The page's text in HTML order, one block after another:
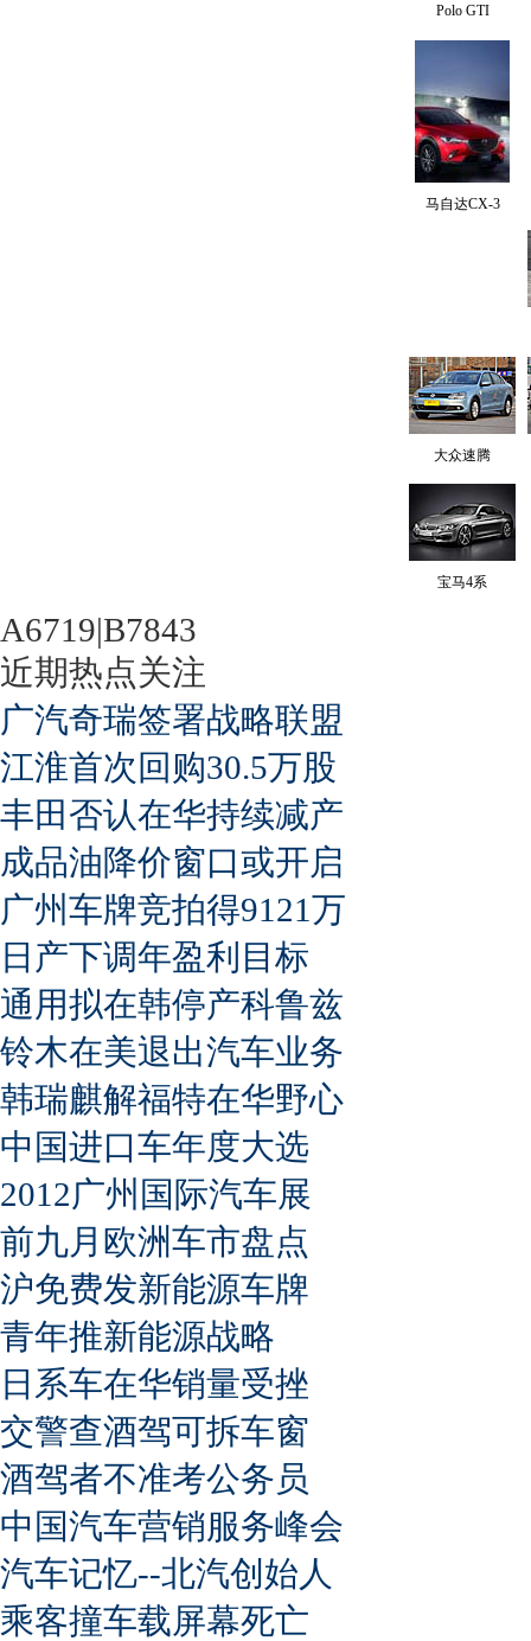
Polo GTI
马自达CX-3
大众速腾
宝马4系
A6719|B7843
近期热点关注
广汽奇瑞签署战略联盟
江淮首次回购30.5万股
丰田否认在华持续减产
成品油降价窗口或开启
广州车牌竞拍得9121万
日产下调年盈利目标
通用拟在韩停产科鲁兹
铃木在美退出汽车业务
韩瑞麒解福特在华野心
中国进口车年度大选
2012广州国际汽车展
前九月欧洲车市盘点
沪免费发新能源车牌
青年推新能源战略
日系车在华销量受挫
交警查酒驾可拆车窗
酒驾者不准考公务员
中国汽车营销服务峰会
汽车记忆--北汽创始人
乘客撞车载屏幕死亡